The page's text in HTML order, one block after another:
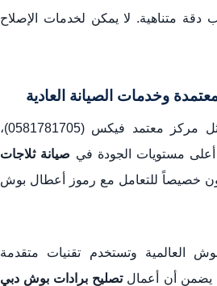
دقة متناهية. لا يمكن لخدمات الإصلاح
وخدمات الصيانة العادية
تلتزم المراكز المعتمدة، مثل مركز معتمد فيكس (0581781705)،
مستويات الجودة في صيانة ثلاجات
خصيصاً للتعامل مع رموز أعطال بوش
العالمية وتستخدم تقنيات متقدمة
يضمن أن أعمالتصليح برادات بوش دبي